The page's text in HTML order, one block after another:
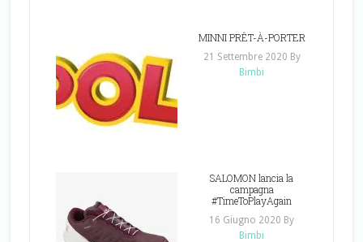
MINNI PRÊT-À-PORTER
21 Settembre 2020 By
Bimbi
SALOMON lancia la
campagna
#TimeToPlayAgain
16 Giugno 2020 By
Bimbi